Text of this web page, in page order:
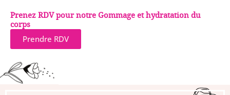
Prenez RDV pour notre Gommage et hydratation du
corps
Prendre RDV